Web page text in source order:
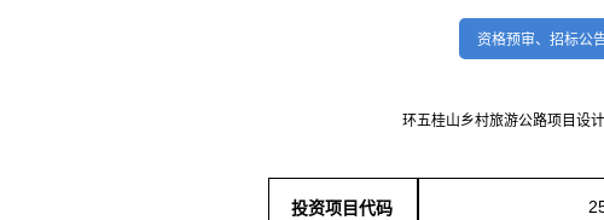
资格预审、招标公
环五桂山乡村旅游公路项目设计招
投资项目代码